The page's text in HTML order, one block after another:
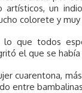
artísticos, un
colorete y muy
lo que todos
el que se
cuarentona,
entre